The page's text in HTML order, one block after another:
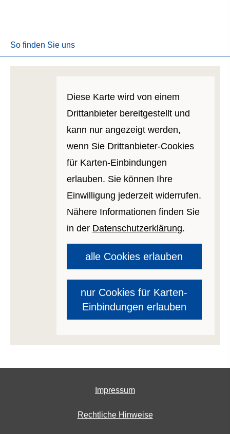
So finden Sie uns
Diese Karte wird von einem
Drittanbieter bereitgestellt und
kann nur angezeigt werden,
wenn Sie Drittanbieter-Cookies
für Karten-Einbindungen
erlauben. Sie können Ihre
Einwilligung jederzeit widerrufen.
Nähere Informationen finden Sie
in der Datenschutzerklärung.
alle Cookies erlauben
nur Cookies für Karten-
Einbindungen erlauben
Impressum
Rechtliche Hinweise